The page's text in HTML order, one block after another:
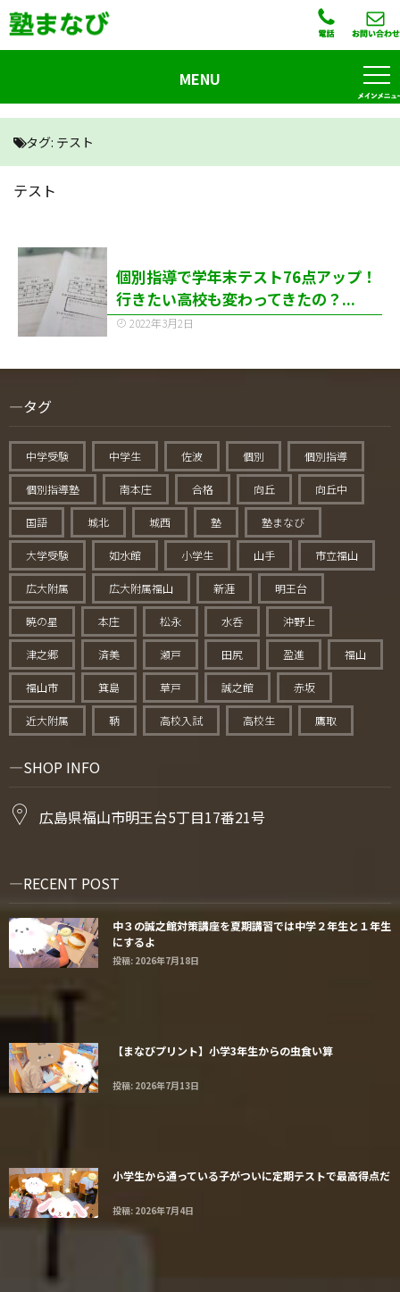
タグ: テスト
テスト
個別指導で学年末テスト76点アップ！
行きたい高校も変わってきたの？...
2022年3月2日
タグ
中学受験 中学生 佐波 個別 個別指導
個別指導塾 南本庄 合格 向丘 向丘中
国語 城北 城西 塾 塾まなび
大学受験 如水館 小学生 山手 市立福山
広大附属 広大附属福山 新涯 明王台
暁の星 本庄 松永 水呑 沖野上
津之郷 済美 瀬戸 田尻 盈進 福山
福山市 箕島 草戸 誠之館 赤坂
近大附属 鞆 高校入試 高校生 鷹取
SHOP INFO
広島県福山市明王台5丁目17番21号
RECENT POST
中３の誠之館対策講座を夏期講習では中学２年生と１年生
にするよ
投稿: 2026年7月18日
【まなびプリント】小学3年生からの虫食い算
投稿: 2026年7月13日
小学生から通っている子がついに定期テストで最高得点だ
投稿: 2026年7月4日
MENU